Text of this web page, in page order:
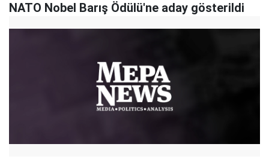
NATO Nobel Barış Ödülü'ne aday gösterildi